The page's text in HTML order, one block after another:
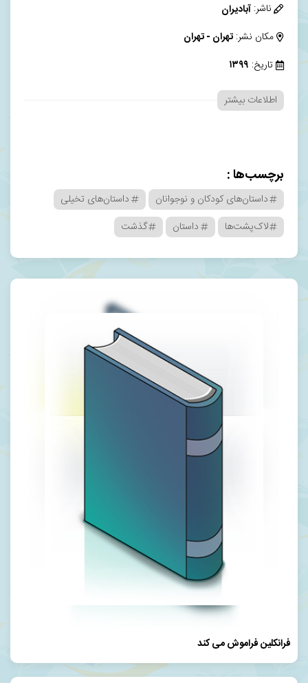
ناشر: آبادیران
مکان نشر: تهران - تهران
تاریخ: ۱۳۹۹
اطلاعات بیشتر
برچسب‌ها :
داستان‌های کودکان و نوجوانان
داستان‌های تخیلی
لاک‌پشت‌ها
داستان گذشت
فرانکلین فراموش می کند